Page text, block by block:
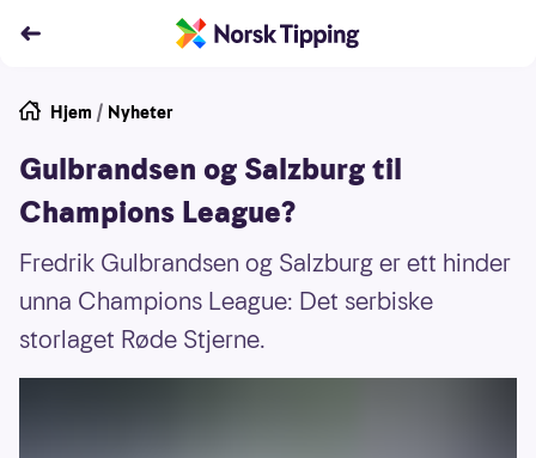
Hjem / Nyheter
Gulbrandsen og Salzburg til
Champions League?
Fredrik Gulbrandsen og Salzburg er ett hinder
unna Champions League: Det serbiske
storlaget Røde Stjerne.